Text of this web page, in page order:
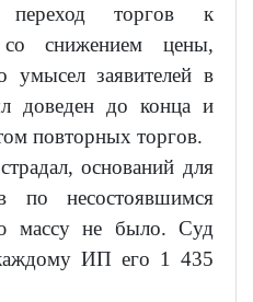
переход торгов к
снижением цены,
умысел заявителей в
доведен до конца и
повторных торгов.
оснований для
по несостоявшимся
массу не было. Суд
ИП его 1 435